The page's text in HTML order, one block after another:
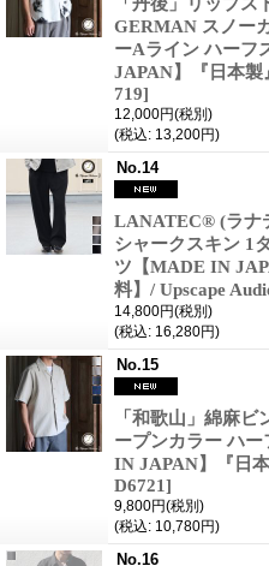
GERMAN スノー
ーAライン ハーフ
JAPAN】『日本製
719]
12,000円(税別)
(税込: 13,200円)
No.14
LANATEC® (ラナ
シャークスキン 1
ツ【MADE IN
料】/ Upscape
14,800円(税別)
(税込: 16,280円)
No.15
「和歌山」綿麻
ープンカラー ハ
IN JAPAN】『日
D6721]
9,800円(税別)
(税込: 10,780円)
No.16